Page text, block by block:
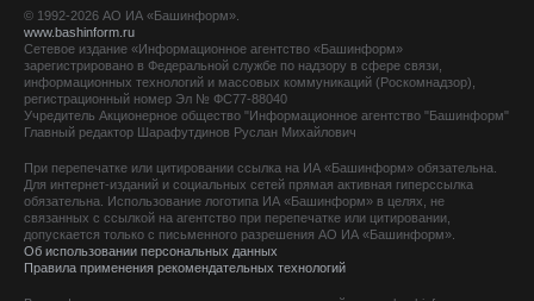
© 1992-2026 АО ИА «Башинформ».
www.bashinform.ru
Сетевое издание «Информационное агентство «Башинформ»
зарегистрировано в Федеральной службе по надзору в сфере связи,
информационных технологий и массовых коммуникаций (Роскомнадзор),
регистрационный номер Эл № ФС77-88040
Учредитель Акционерное общество "Информационное агентство "Башинформ"
Главный редактор Шарафутдинов Руслан Михайлович
При перепечатке или цитировании ссылка на ИА «Башинформ» обязательна.
Для интернет-изданий и социальных сетей прямая активная гиперссылка
обязательна. Использование логотипа ИА «Башинформ» в целях, не
связанных с ссылкой на агентство при перепечатке или цитировании,
допускается только с письменного разрешения АО ИА «Башинформ».
Об использовании персональных данных
Правила применения рекомендательных технологий